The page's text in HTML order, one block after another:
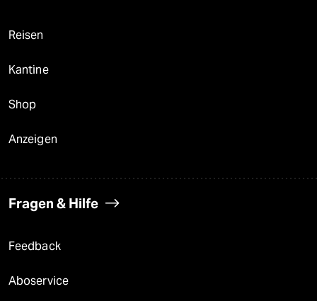
Reisen
Kantine
Shop
Anzeigen
Fragen & Hilfe
Feedback
Aboservice